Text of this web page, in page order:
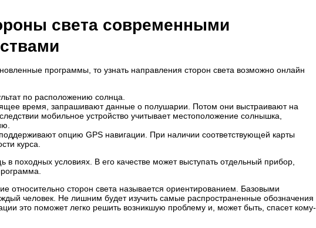
света современными
программы, то узнать направления сторон света возможно онлайн
по расположению солнца.
время, запрашивают данные о полушарии. Потом они выстраивают на
мобильное устройство учитывает местоположение солнышка,
опцию GPS навигации. При наличии соответствующей карты
курса.
походных условиях. В его качестве может выступать отдельный прибор,
относительно сторон света называется ориентированием. Базовыми
человек. Не лишним будет изучить самые распространенные обозначения
это поможет легко решить возникшую проблему и, может быть, спасет кому-